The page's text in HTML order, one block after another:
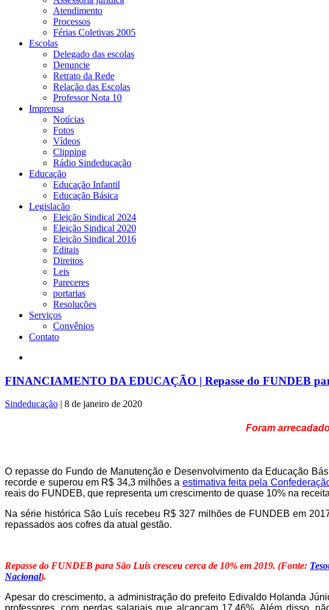
Atendimento
Processos
Férias Coletivas 2005
Escolas
Delegado das escolas
Denuncie
Retrato da Rede
Relação das Escolas
Professor Nota 10
Imprensa
Notícias
Fotos
Vídeos
Clipping
Rádio Sindeducação
Educação
Educação Infantil
Educação Básica
Legislação
Eleição Sindical 2024
Eleição Sindical 2020
Eleição Sindical 2016
Editais
Direitos
Leis
Pareceres
portarias
Resoluções
Serviços
Convênios
Contato
FINANCIAMENTO DA EDUCAÇÃO | Repasse do FUNDEB
Sindeducação | 8 de janeiro de 2020
Foram
O repasse do Fundo de Manutenção e Desenvolvimento da Educação
recorde e superou em R$ 34,3 milhões a estimativa feita pela
reais do FUNDEB, que representa um crescimento de quase 10% na
Na série histórica São Luís recebeu R$ 327 milhões de FUNDEB em
repassados aos cofres da atual gestão.
Repasse do FUNDEB para São Luís cresceu cerca de 10% em 2019. (Fonte:
Nacional).
Apesar do crescimento, a administração do prefeito Edivaldo Holanda
professores, com perdas salariais que alcançam 17,46%. Além disso,